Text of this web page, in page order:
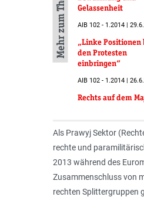
Mehr zum Thema
Gelassenheit
AIB 102 - 1.2014 |
„Linke Positionen
den Protesten
einbringen“
AIB 102 - 1.2014 |
Rechts auf dem
Als Prawyj Sektor
rechte und
2013 während des
Zusammenschluss von
rechten Splittergruppen